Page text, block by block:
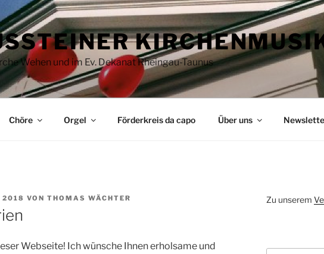
Wehen und im Ev. Dekanat Rheingau-Taunus
Chöre Orgel Förderkreis da capo Über uns
2018 VON THOMAS WÄCHTER
Webseite! Ich wünsche Ihnen erholsame und
Zu unserem